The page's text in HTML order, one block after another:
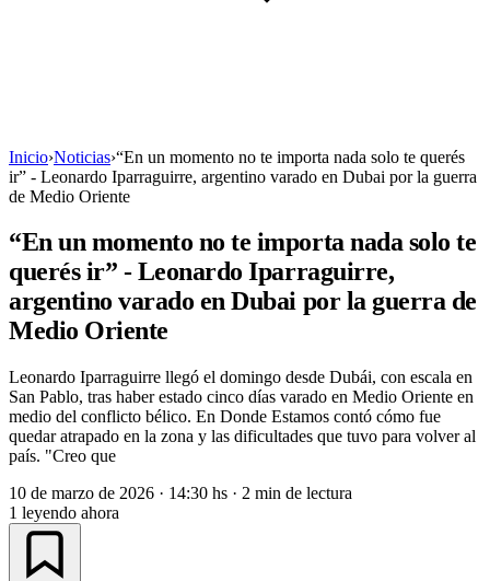
Inicio›Noticias›“En un momento no te importa nada solo te querés
ir” - Leonardo Iparraguirre, argentino varado en Dubai por la guerra
de Medio Oriente
“En un momento no te importa nada solo te
querés ir” - Leonardo Iparraguirre,
argentino varado en Dubai por la guerra de
Medio Oriente
Leonardo Iparraguirre llegó el domingo desde Dubái, con escala en
San Pablo, tras haber estado cinco días varado en Medio Oriente en
medio del conflicto bélico. En Donde Estamos contó cómo fue
quedar atrapado en la zona y las dificultades que tuvo para volver al
país. "Creo que
10 de marzo de 2026 · 14:30 hs · 2 min de lectura
1 leyendo ahora